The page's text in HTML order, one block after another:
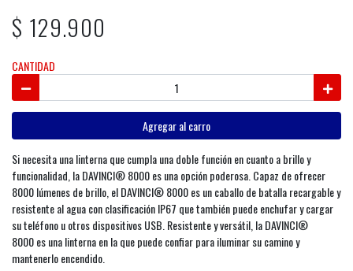
$ 129.900
CANTIDAD
Agregar al carro
Si necesita una linterna que cumpla una doble función en cuanto a brillo y
funcionalidad, la DAVINCI® 8000 es una opción poderosa. Capaz de ofrecer
8000 lúmenes de brillo, el DAVINCI® 8000 es un caballo de batalla recargable y
resistente al agua con clasificación IP67 que también puede enchufar y cargar
su teléfono u otros dispositivos USB. Resistente y versátil, la DAVINCI®
8000 es una linterna en la que puede confiar para iluminar su camino y
mantenerlo encendido.